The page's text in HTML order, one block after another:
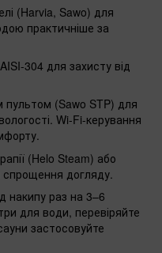
(Harvia, Sawo) для
практичніше за
304 для захисту від
пультом (Sawo STP) для
Wi-Fi-керування
(Helo Steam) або
догляду.
накипу раз на 3–6
для води, перевіряйте
застосовуйте